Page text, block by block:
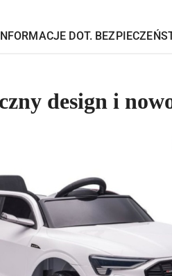
DOT.
design i